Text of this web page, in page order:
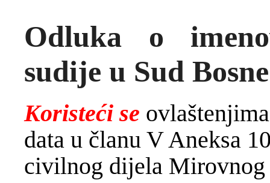
Odluka o
sudije u Sud
Koristeći se
data u članu V Aneksa
civilnog dijela Mirovnog